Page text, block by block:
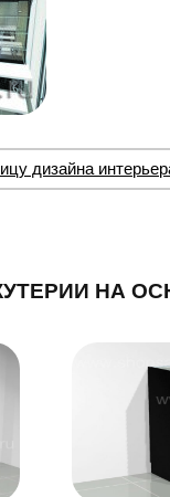
дизайна
НА